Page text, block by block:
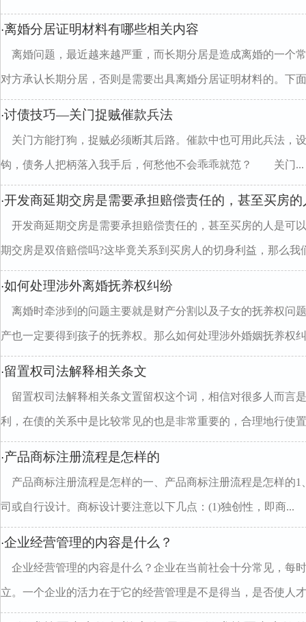
·离婚分居证明材料有哪些相关内容
离婚问题，最近越来越严重，而长期分居是造成离婚的一个
对方承认长期分居，否则是需要出具离婚分居证明材料的。下
·讨债技巧—关门捉贼催款兵法
关门方能打狗，捉贼必须断其后路。催款中也可用此兵法，
钩，债务人把柄落入我手后，何愁他不会乖乖就范？ 关门...
·开发商延期交房是需要承担赔偿责任的，甚至买房
开发商延期交房是需要承担赔偿责任的，甚至买房的人是可
期交房是双倍赔偿吗?这毕竟关系到买房人的切身利益，那么我
·如何处理涉外离婚抚养权纠纷
离婚时牵涉到的问题主要就是财产分割以及子女的抚养权问
产也一定要得到孩子的抚养权。那么如何处理涉外婚姻抚养权
·留置权司法解释相关条文
留置权司法解释相关条文置留权这个词，相信对很多人而言
利，在债的关系中是比较常见的也是非常重要的，合理地行使
·产品商标注册流程是怎样的
产品商标注册流程是怎样的一、产品商标注册流程是怎样的
司或自行设计。商标设计要注意以下几点：(1)独创性，即商...
·企业经营管理的内容是什么？
企业经营管理的内容是什么？企业在当前社会十分常见，每
立。一个企业的活力在于它的经营管理是不是得当，是否使人